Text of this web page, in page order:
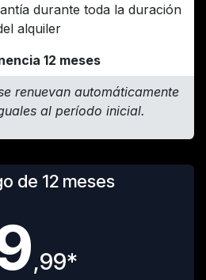
durante toda la duración
alquiler
12 meses
renuevan automáticamente
al período inicial.
de 12 meses
,99*